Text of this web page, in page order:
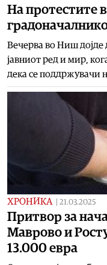
На протестите
Вечерва во Ниш дојде
јавниот ред и мир,
дека се поддржувачи
ХРОНИКА 21.03.2025
Притвор за
Маврово и
13.000 евра